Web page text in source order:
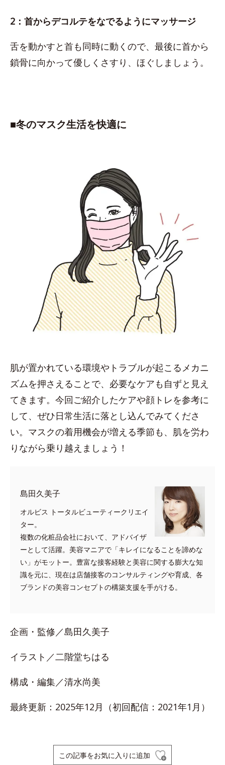
2：首からデコルテをなでるようにマッサージ
舌を動かすと首も同時に動くので、最後に首から
鎖骨に向かって優しくさすり、ほぐしましょう。
■​冬のマスク生活を快適に
肌が置かれている環境やトラブルが起こるメカニ
ズムを押さえることで、必要なケアも自ずと見え
てきます。今回ご紹介したケアや顔トレを参考に
して、ぜひ日常生活に落とし込んでみてくださ
い。マスクの着用機会が増える季節も、肌を労わ
りながら乗り越えましょう！
​島田久美子
オルビス トータルビューティークリエイ
ター。
複数の化粧品会社において、アドバイザ
ーとして活躍。美容マニアで「キレイになることを諦めな
い」がモットー。豊富な接客経験と美容に関する膨大な知
識を元に、現在は店舗接客のコンサルティングや育成、各
ブランドの美容コンセプトの構築支援を手がける。
企画・監修／島田久美子
イラスト／二階堂ちはる
構成・編集／清水尚美
最終更新：2025年12月（初回配信：2021年1月）
この記事をお気に入りに追加